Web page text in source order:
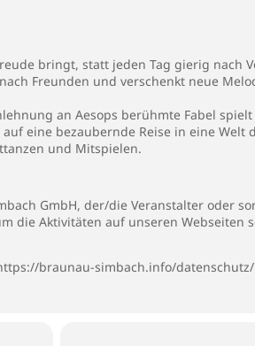
bringt, statt jeden Tag gierig nach
Freunden und verschenkt neue
an Aesops berühmte Fabel
eine bezaubernde Reise in eine Welt
und Mitspielen.
GmbH, der/die Veranstalter oder
die Aktivitäten auf unseren Webseiten
braunau-simbach.info/datenschutz/